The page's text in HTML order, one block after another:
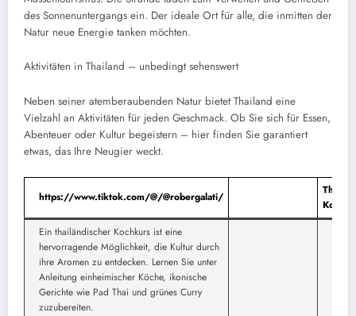
des Sonnenuntergangs ein. Der ideale Ort für alle, die inmitten der
Natur neue Energie tanken möchten.
Aktivitäten in Thailand – unbedingt sehenswert
Neben seiner atemberaubenden Natur bietet Thailand eine
Vielzahl an Aktivitäten für jeden Geschmack. Ob Sie sich für Essen,
Abenteuer oder Kultur begeistern – hier finden Sie garantiert
etwas, das Ihre Neugier weckt.
https://www.tiktok.com/@/@robergalati/
Ein thailändischer Kochkurs ist eine
hervorragende Möglichkeit, die Kultur durch
ihre Aromen zu entdecken. Lernen Sie unter
Anleitung einheimischer Köche, ikonische
Gerichte wie Pad Thai und grünes Curry
zuzubereiten.